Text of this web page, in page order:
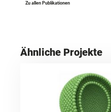
Zu allen Publikationen
Ähnliche Projekte